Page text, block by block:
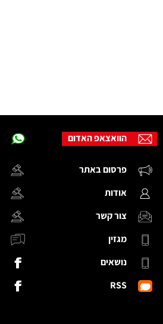
הוואצאפ האדום
פרסום באתר
אודות
צור קשר
מגזין
נושאים
RSS